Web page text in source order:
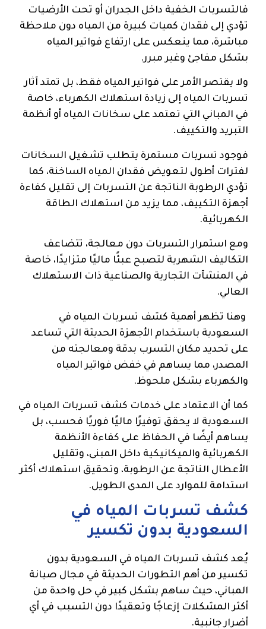
فالتسربات الخفية داخل الجدران أو تحت الأرضيات
تؤدي إلى فقدان كميات كبيرة من المياه دون ملاحظة
مباشرة، مما ينعكس على ارتفاع فواتير المياه
بشكل مفاجئ وغير مبرر.
ولا يقتصر الأمر على فواتير المياه فقط، بل تمتد آثار
تسربات المياه إلى زيادة استهلاك الكهرباء، خاصة
في المباني التي تعتمد على سخانات المياه أو أنظمة
التبريد والتكييف.
فوجود تسربات مستمرة يتطلب تشغيل السخانات
لفترات أطول لتعويض فقدان المياه الساخنة، كما
تؤدي الرطوبة الناتجة عن التسربات إلى تقليل كفاءة
أجهزة التكييف، مما يزيد من استهلاك الطاقة
الكهربائية.
ومع استمرار التسربات دون معالجة، تتضاعف
التكاليف الشهرية لتصبح عبئًا ماليًا متزايدًا، خاصة
في المنشآت التجارية والصناعية ذات الاستهلاك
العالي.
وهنا تظهر أهمية كشف تسربات المياه في
السعودية باستخدام الأجهزة الحديثة التي تساعد
على تحديد مكان التسرب بدقة ومعالجته من
المصدر، مما يساهم في خفض فواتير المياه
والكهرباء بشكل ملحوظ.
كما أن الاعتماد على خدمات كشف تسربات المياه في
السعودية لا يحقق توفيرًا ماليًا فوريًا فحسب، بل
يساهم أيضًا في الحفاظ على كفاءة الأنظمة
الكهربائية والميكانيكية داخل المبنى، وتقليل
الأعطال الناتجة عن الرطوبة، وتحقيق استهلاك أكثر
استدامة للموارد على المدى الطويل.
كشف تسربات المياه في
السعودية بدون تكسير
يُعد كشف تسربات المياه في السعودية بدون
تكسير من أهم التطورات الحديثة في مجال صيانة
المباني، حيث ساهم بشكل كبير في حل واحدة من
أكثر المشكلات إزعاجًا وتعقيدًا دون التسبب في أي
أضرار جانبية.